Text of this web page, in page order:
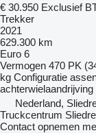
€ 30.950 Exclusief
Trekker
2021
629.300 km
Euro 6
Vermogen 470 PK
kg Configuratie
achterwielaandrijving
Nederland,
Truckcentrum
Contact opnemen